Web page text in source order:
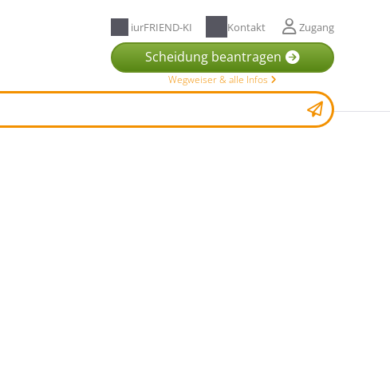
iurFRIEND-KI Kontakt Zugang
Scheidung beantragen
Wegweiser & alle Infos